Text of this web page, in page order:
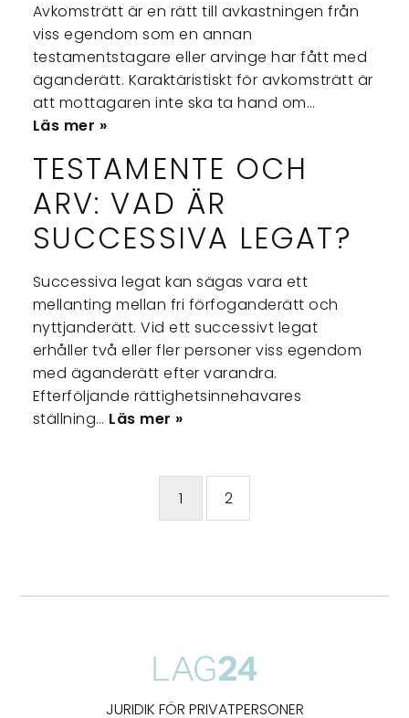
Avkomsträtt är en rätt till avkastningen från
viss egendom som en annan
testamentstagare eller arvinge har fått med
äganderätt. Karaktäristiskt för avkomsträtt är
att mottagaren inte ska ta hand om…
Läs mer »
TESTAMENTE OCH
ARV: VAD ÄR
SUCCESSIVA LEGAT?
Successiva legat kan sägas vara ett
mellanting mellan fri förfoganderätt och
nyttjanderätt. Vid ett successivt legat
erhåller två eller fler personer viss egendom
med äganderätt efter varandra.
Efterföljande rättighetsinnehavares
ställning… Läs mer »
1 2
JURIDIK FÖR PRIVATPERSONER